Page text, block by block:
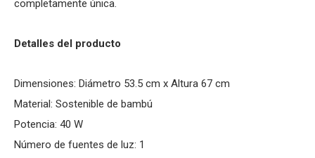
completamente única.
Detalles del producto
Dimensiones: Diámetro 53.5 cm x Altura 67 cm
Material: Sostenible de bambú
Potencia: 40 W
Número de fuentes de luz: 1